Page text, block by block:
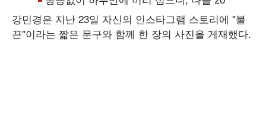
강민경은 지난 23일 자신의 인스타그램 스토리에 "불
끈"이라는 짧은 문구와 함께 한 장의 사진을 게재했다.